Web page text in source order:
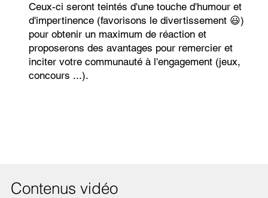
Ceux-ci seront teintés d'une touche d'humour et
d'impertinence (favorisons le divertissement 😃)
pour obtenir un maximum de réaction et
proposerons des avantages pour remercier et
inciter votre communauté à l'engagement (jeux,
concours ...).
Contenus vidéo